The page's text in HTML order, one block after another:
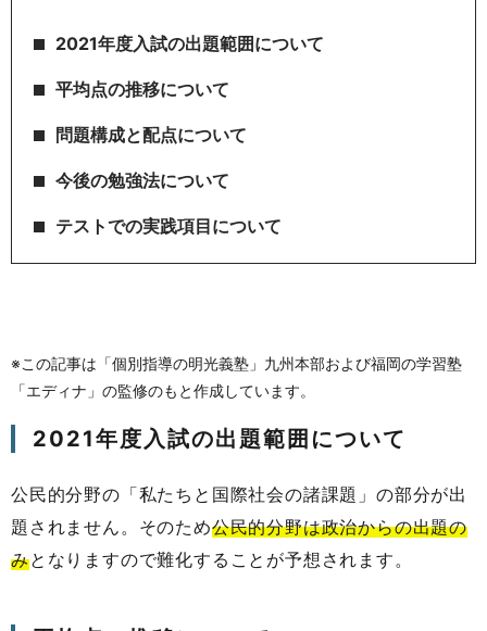
2021年度入試の出題範囲について
平均点の推移について
問題構成と配点について
今後の勉強法について
テストでの実践項目について
※この記事は「個別指導の明光義塾」九州本部および福岡の学習塾
「エディナ」の監修のもと作成しています。
2021年度入試の出題範囲について
公民的分野の「私たちと国際社会の諸課題」の部分が出
題されません。そのため公民的分野は政治からの出題の
みとなりますので難化することが予想されます。